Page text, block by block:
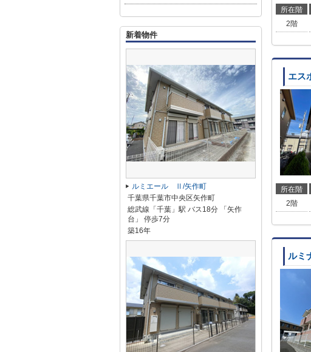
所在階
2階
エス
所在階
2階
ルミ
新着物件
ルミエール Ⅱ/矢作町
千葉県千葉市中央区矢作町
総武線「千葉」駅 バス18分 「矢作
台」 停歩7分
築16年